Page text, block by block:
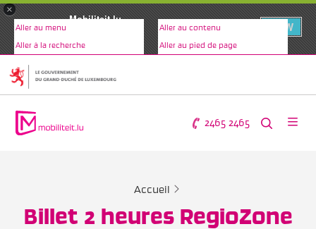
×
Mobiliteit.lu
VIEW
Aller au menu Aller au contenu
Aller à la recherche Aller au pied de page
2465 2465
Accueil
Billet 2 heures RegioZone